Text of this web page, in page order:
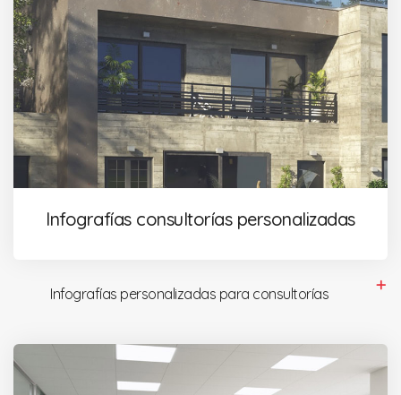
Infografías consultorías personalizadas
Infografías personalizadas para consultorías